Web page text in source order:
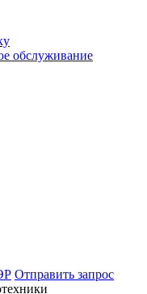
обслуживание
Отправить запрос